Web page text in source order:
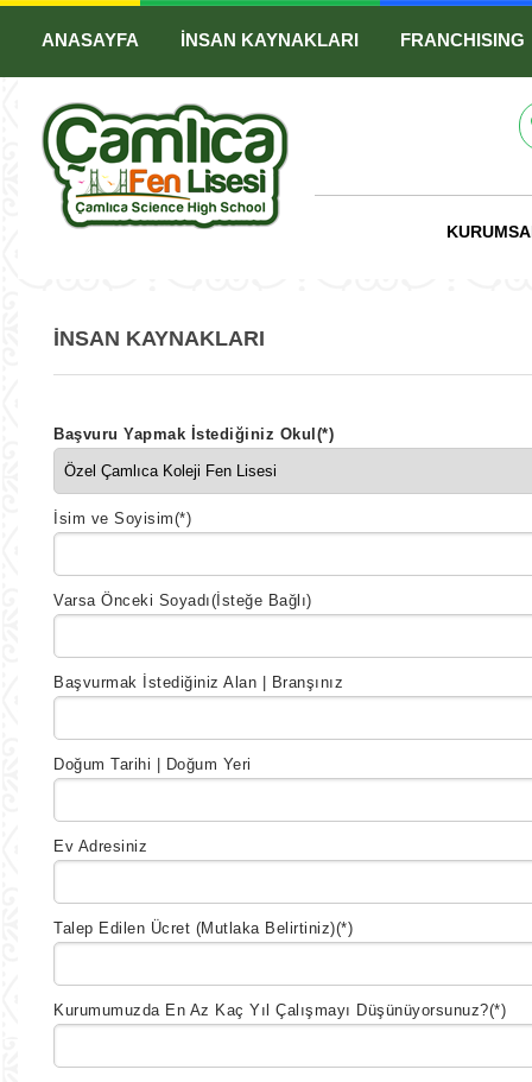
ANASAYFA İNSAN KAYNAKLARI FRANCHISING
İNSAN KAYNAKLARI
Başvuru Yapmak İstediğiniz Okul (*)
İsim ve Soyisim(*)
Varsa Önceki Soyadı(İsteğe Bağlı)
Başvurmak İstediğiniz Alan | Branşınız
Doğum Tarihi | Doğum Yeri
Ev Adresiniz
Talep Edilen Ücret (Mutlaka Belirtiniz)(*)
Kurumumuzda En Az Kaç Yıl Çalışmayı Düşünüyorsunuz?(*)